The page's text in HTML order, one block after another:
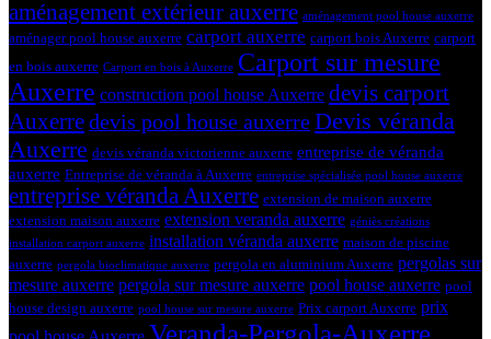
aménagement extérieur auxerre aménagement pool house auxerre
aménager pool house auxerre carport auxerre carport bois Auxerre carport
en bois auxerre Carport en bois à Auxerre Carport sur mesure
Auxerre construction pool house Auxerre devis carport
Auxerredevis pool house auxerreDevis véranda
Auxerre devis véranda victorienne auxerre entreprise de véranda
auxerre Entreprise de véranda à Auxerre entreprise spécialisée pool house auxerre
entreprise véranda Auxerre extension de maison auxerre
extension maison auxerre extension veranda auxerre géniès créations
installation carport auxerre installation véranda auxerre maison de piscine
auxerre pergola bioclimatique auxerre pergola en aluminium Auxerre pergolas sur
mesure auxerre pergola sur mesure auxerre pool house auxerre pool
house design auxerre pool house sur mesure auxerre Prix carport Auxerre prix